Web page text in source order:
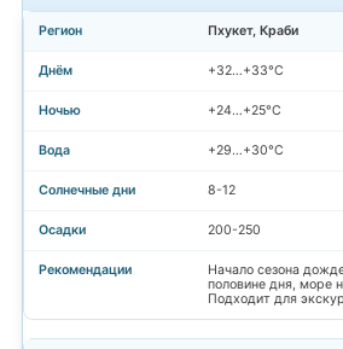
Пхукет, Краби
+32…+33°C
+24…+25°C
+29…+30°C
8-12
200-250
Начало сезона
половине дня, море
Подходит для